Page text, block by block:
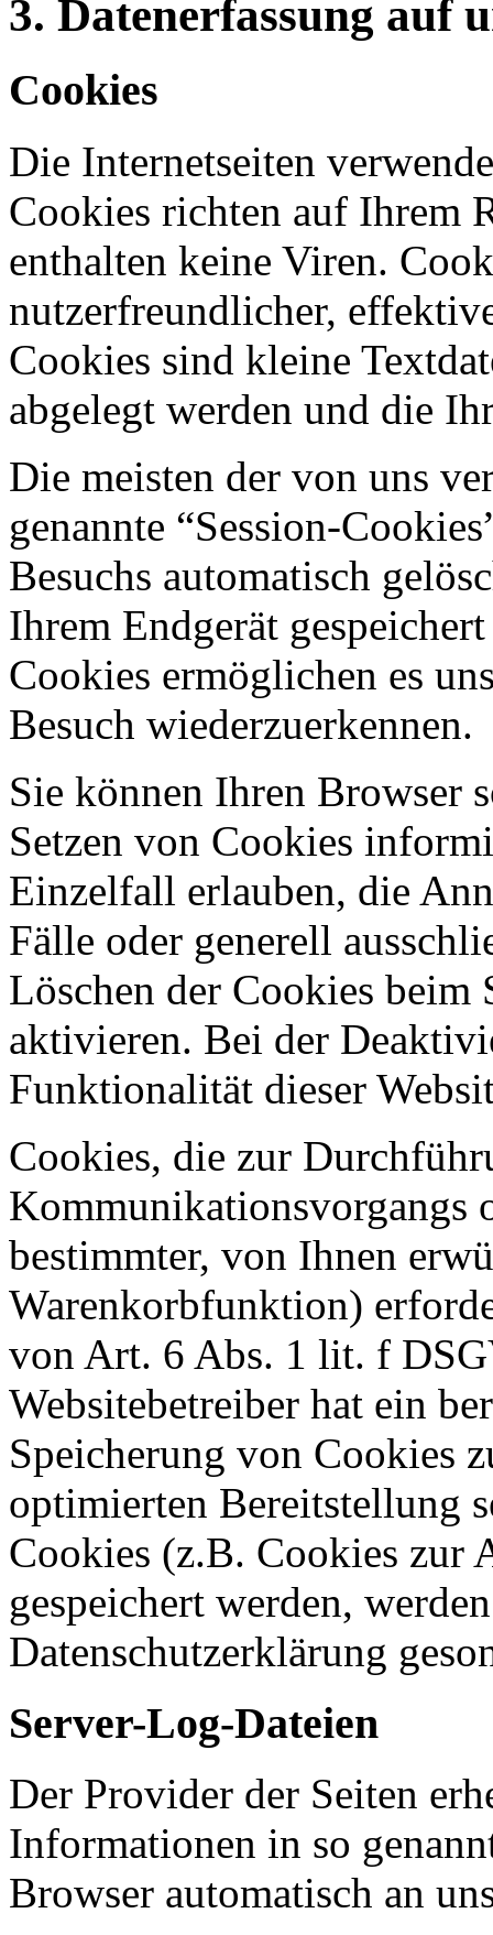
3. Datenerfassung auf
Cookies
Die Internetseiten
Cookies richten auf Ihrem
enthalten keine Viren.
nutzerfreundlicher,
Cookies sind kleine
abgelegt werden und die
Die meisten der von uns
genannte “Session-
Besuchs automatisch
Ihrem Endgerät
Cookies ermöglichen es
Besuch wiederzuerkennen.
Sie können Ihren Browser
Setzen von Cookies
Einzelfall erlauben, die
Fälle oder generell
Löschen der Cookies beim
aktivieren. Bei der
Funktionalität dieser
Cookies, die zur
Kommunikationsvorgangs
bestimmter, von Ihnen
Warenkorbfunktion)
von Art. 6 Abs. 1 lit. f
Websitebetreiber hat ein
Speicherung von Cookies
optimierten Bereitstellung
Cookies (z.B. Cookies zur
gespeichert werden,
Datenschutzerklärung
Server-Log-Dateien
Der Provider der Seiten
Informationen in so
Browser automatisch an